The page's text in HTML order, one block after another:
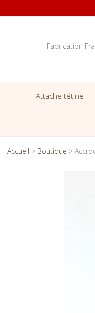
Fabrication
Attache tétine
Accueil > Boutique >